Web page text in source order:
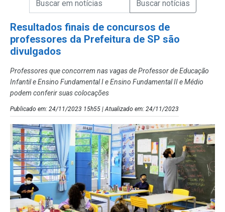
Resultados finais de concursos de
professores da Prefeitura de SP são
divulgados
Professores que concorrem nas vagas de Professor de Educação
Infantil e Ensino Fundamental I e Ensino Fundamental II e Médio
podem conferir suas colocações
Publicado em: 24/11/2023 15h55 | Atualizado em: 24/11/2023